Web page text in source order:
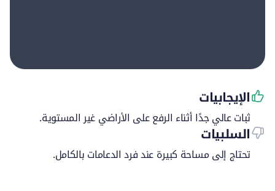
الإيجابيات
ثبات عالي جدًا أثناء الرفع على الأراضي غير المستوية.
السلبيات
تحتاج إلى مساحة كبيرة عند فرد الدعامات بالكامل.